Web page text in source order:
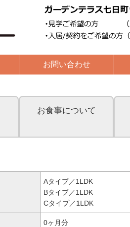
お問い合わせ
お食事について
Aタイプ／1LDK
Bタイプ／1LDK
Cタイプ／1LDK
0ヶ月分